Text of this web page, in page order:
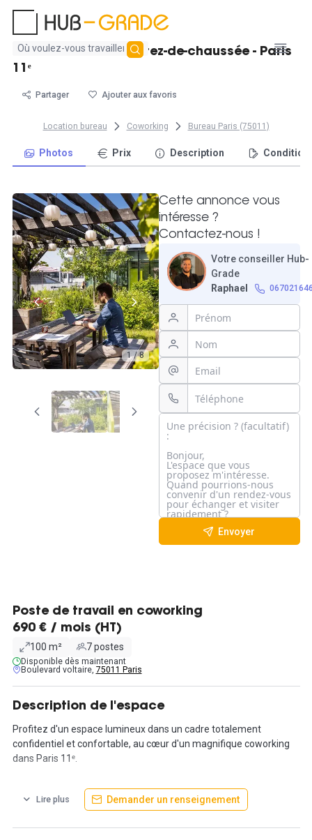
Aucun
résultat
Postes de travail au rez-de-chaussée - Paris
11ᵉ
Partager Ajouter aux favoris
Location bureau Coworking Bureau Paris (75011)
Photos Prix Description
1 / 8
Cette annonce vous
intéresse ?
Contactez-nous !
Votre conseiller Hub-
Grade
Raphael
Envoyer
Poste de travail en coworking
690 € / mois (HT)
100 m² 7 postes
Disponible dès maintenant
Boulevard voltaire, 75011 Paris
Description de l'espace
Profitez d'un espace lumineux dans un cadre totalement
confidentiel et confortable, au cœur d'un magnifique coworking
dans Paris 11ᵉ.
Le 11ᵉ arrondissement de Paris constitue un emplacement idéal
pour une entreprise. Le quartier offre une combinaison unique de
ses nombreux espaces de coworking, ses services dédiés aux
Lire plus Demander un renseignement